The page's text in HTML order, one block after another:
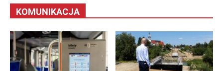
KOMUNIKACJA